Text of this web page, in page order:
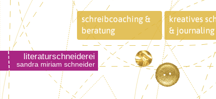
literaturschneiderei
sandra miriam schneider
schreibcoaching &
beratung
kreatives
& journaling